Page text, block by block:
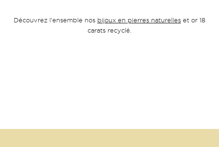
Découvrez l’ensemble nos bijoux en pierres naturelles et or 18
carats recyclé.